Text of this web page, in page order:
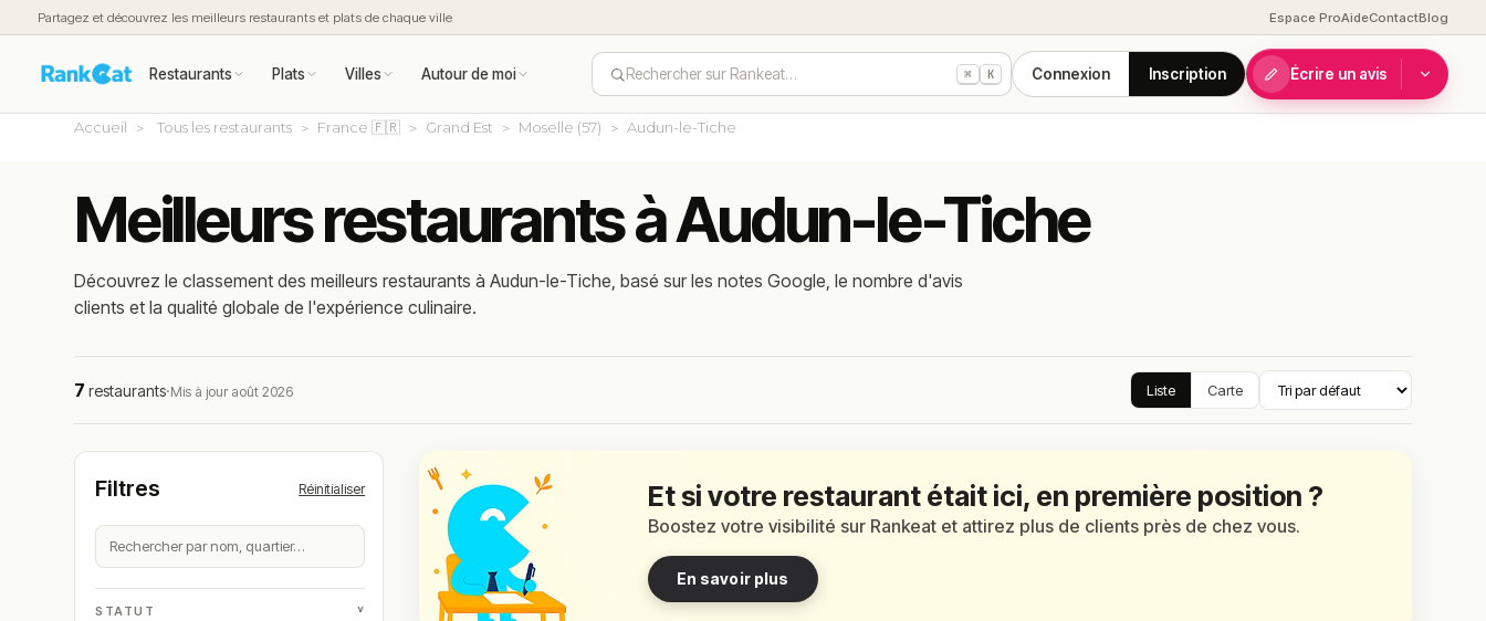
Partagez et découvrez les meilleurs restaurants et plats de chaque ville Espace ProAideContactBlog
Restaurants Plats Villes Autour de moi Rechercher sur Rankeat… ⌘ K Connexion Inscription Écrire un avis
Accueil Tous les restaurants France 🇫🇷 Grand Est Moselle (57) Audun-le-Tiche
Meilleurs restaurants à Audun-le-Tiche
Découvrez le classement des meilleurs restaurants à Audun-le-Tiche, basé sur les notes Google, le nombre d'avis
clients et la qualité globale de l'expérience culinaire.
7 restaurants·Mis à jour août 2026 Liste Carte
Filtres Réinitialiser
STATUT ˅
Et si votre restaurant était ici, en première position ?
Boostez votre visibilité sur Rankeat et attirez plus de clients près de chez vous.
En savoir plus